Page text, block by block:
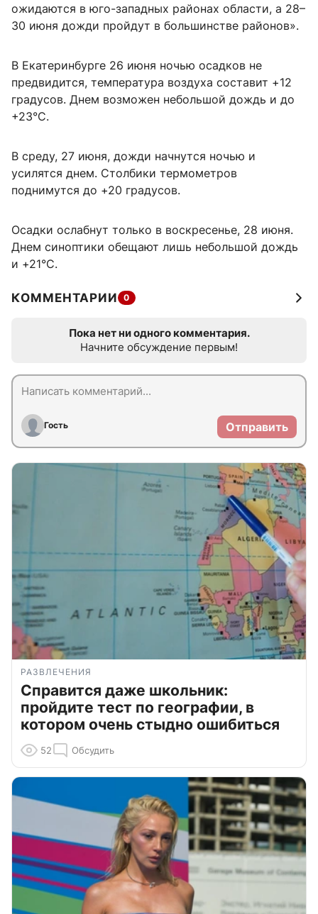
ожидаются в юго-западных районах области, а 28–
30 июня дожди пройдут в большинстве районов».
В Екатеринбурге 26 июня ночью осадков не
предвидится, температура воздуха составит +12
градусов. Днем возможен небольшой дождь и до
+23°C.
В среду, 27 июня, дожди начнутся ночью и
усилятся днем. Столбики термометров
поднимутся до +20 градусов.
Осадки ослабнут только в воскресенье, 28 июня.
Днем синоптики обещают лишь небольшой дождь
и +21°C.
КОММЕНТАРИИ 0
Пока нет ни одного комментария.
Начните обсуждение первым!
Гость Отправить
РАЗВЛЕЧЕНИЯ
Справится даже школьник:
пройдите тест по географии, в
котором очень стыдно ошибиться
52 Обсудить